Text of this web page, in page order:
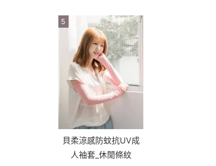
5
貝柔涼感防蚊抗UV成
人袖套_休閒條紋